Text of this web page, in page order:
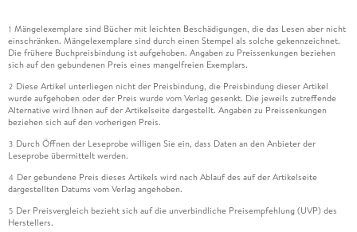
1 Mängelexemplare sind Bücher mit leichten Beschädigungen, die das Lesen aber nicht
einschränken. Mängelexemplare sind durch einen Stempel als solche gekennzeichnet.
Die frühere Buchpreisbindung ist aufgehoben. Angaben zu Preissenkungen beziehen
sich auf den gebundenen Preis eines mangelfreien Exemplars.
2 Diese Artikel unterliegen nicht der Preisbindung, die Preisbindung dieser Artikel
wurde aufgehoben oder der Preis wurde vom Verlag gesenkt. Die jeweils zutreffende
Alternative wird Ihnen auf der Artikelseite dargestellt. Angaben zu Preissenkungen
beziehen sich auf den vorherigen Preis.
3 Durch Öffnen der Leseprobe willigen Sie ein, dass Daten an den Anbieter der
Leseprobe übermittelt werden.
4 Der gebundene Preis dieses Artikels wird nach Ablauf des auf der Artikelseite
dargestellten Datums vom Verlag angehoben.
5 Der Preisvergleich bezieht sich auf die unverbindliche Preisempfehlung (UVP) des
Herstellers.